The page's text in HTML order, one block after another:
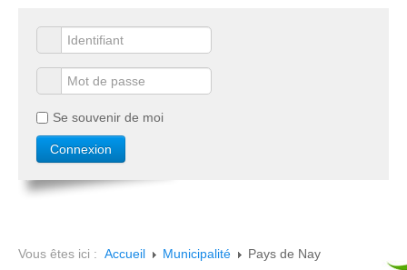
Se souvenir de moi
Vous êtes ici : Accueil Municipalité Pays de Nay